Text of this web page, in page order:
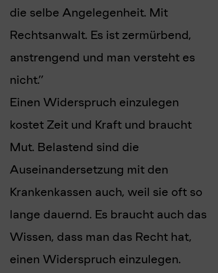
die selbe Angelegenheit. Mit
Rechtsanwalt. Es ist zermürbend,
anstrengend und man versteht es
nicht.”
Einen Widerspruch einzulegen
kostet Zeit und Kraft und braucht
Mut. Belastend sind die
Auseinandersetzung mit den
Krankenkassen auch, weil sie oft so
lange dauernd. Es braucht auch das
Wissen, dass man das Recht hat,
einen Widerspruch einzulegen.